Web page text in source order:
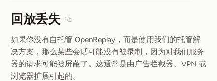
回放丢失
如果你没有自托管 OpenReplay，而是使用我们的托管解
决方案，那么某些会话可能没有被录制，因为对我们服务
器的请求可能被屏蔽了。这通常是由广告拦截器、VPN 或
浏览器扩展引起的。